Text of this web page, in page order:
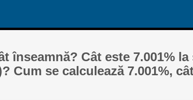
înseamnă? Cât este 7.001% la
Cum se calculează 7.001%,